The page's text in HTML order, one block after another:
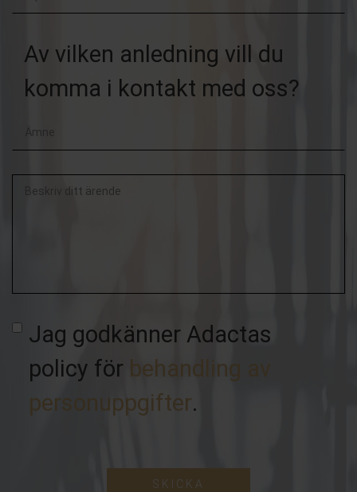
Av vilken anledning vill du
komma i kontakt med oss?
Beskriv
Jag godkänner Adactas
policy för behandling av
personuppgifter.
SKICKA